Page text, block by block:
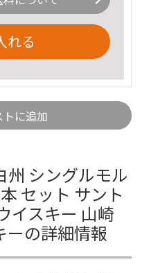
れる
に追加
シングルモル
セット サント
イスキー 山崎
ーの詳細情報